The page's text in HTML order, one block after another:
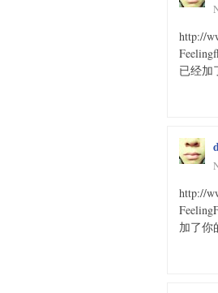
http://
已经加
http://
加了你